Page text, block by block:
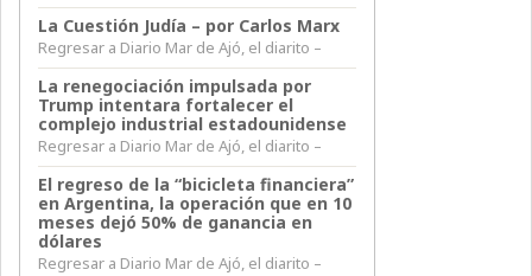
La Cuestión Judía – por Carlos Marx
Regresar a Diario Mar de Ajó, el diarito –
La renegociación impulsada por
Trump intentara fortalecer el
complejo industrial estadounidense
Regresar a Diario Mar de Ajó, el diarito –
El regreso de la “bicicleta financiera”
en Argentina, la operación que en 10
meses dejó 50% de ganancia en
dólares
Regresar a Diario Mar de Ajó, el diarito –